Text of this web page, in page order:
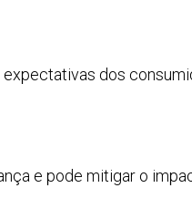
dos
e pode mitigar o